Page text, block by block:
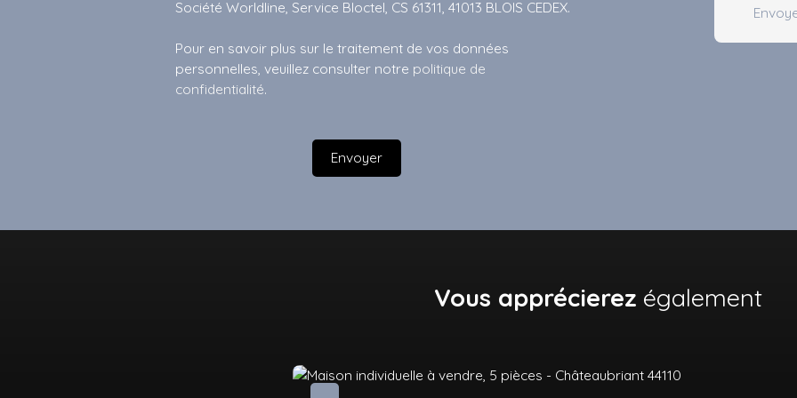
Société Worldline, Service Bloctel, CS 61311, 41013 BLOIS CEDEX.
Pour en savoir plus sur le traitement de vos données
personnelles, veuillez consulter notre politique de
confidentialité.
Envoyer
Vous apprécierez également